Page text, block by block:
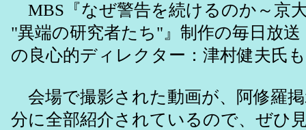
MBS『なぜ警告を続けるのか～京
"異端の研究者たち"』制作の毎日放送
の良心的ディレクター：津村健夫氏
会場で撮影された動画が、阿修羅
分に全部紹介されているので、ぜひ